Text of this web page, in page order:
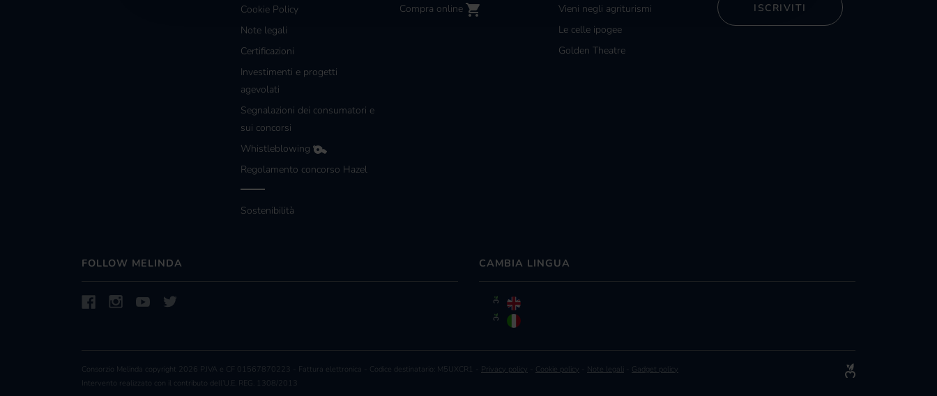
Cookie Policy
Note legali
Certificazioni
Investimenti e progetti
agevolati
Segnalazioni dei consumatori e
sui concorsi
Whistleblowing
Regolamento concorso Hazel
Sostenibilità
Compra online
Vieni negli agriturismi
Le celle ipogee
Golden Theatre
ISCRIVITI
FOLLOW MELINDA CAMBIA LINGUA
Consorzio Melinda copyright 2026 P.IVA e CF 01567870223 - Fattura elettronica - Codice destinatario: M5UXCR1 - Privacy policy Cookie policy Note legali
Gadget policy
Intervento realizzato con il contributo dell’U.E. REG. 1308/2013